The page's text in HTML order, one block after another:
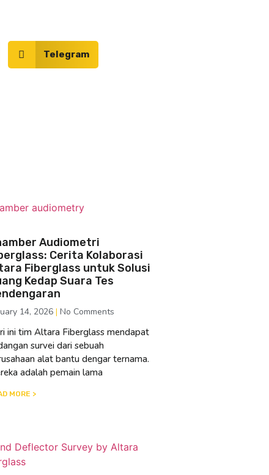
Telegram
Audiometri
Cerita Kolaborasi
Fiberglass untuk Solusi
Kedap Suara Tes
14, 2026 No Comments
ini tim Altara Fiberglass mendapat
survei dari sebuah
alat bantu dengar ternama.
adalah pemain lama
MORE >